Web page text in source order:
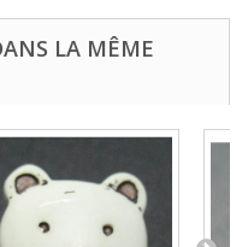
LA MÊME